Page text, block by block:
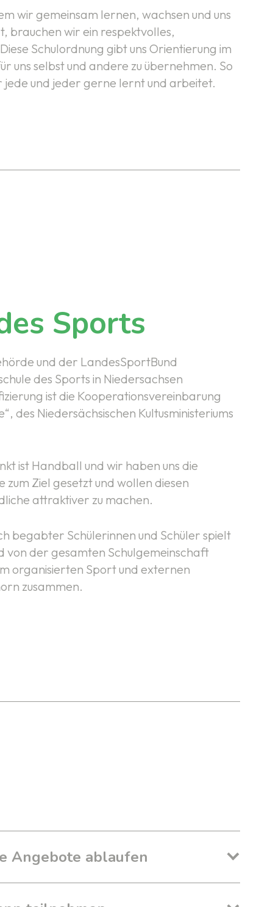
wir gemeinsam lernen, wachsen und uns
brauchen wir ein respektvolles,
Schulordnung gibt uns Orientierung im
uns selbst und andere zu übernehmen. So
und jeder gerne lernt und arbeitet.
Sports
und der LandesSportBund
des Sports in Niedersachsen
ist die Kooperationsvereinbarung
des Niedersächsischen Kultusministeriums
ist Handball und wir haben uns die
Ziel gesetzt und wollen diesen
attraktiver zu machen.
begabter Schülerinnen und Schüler spielt
von der gesamten Schulgemeinschaft
organisierten Sport und externen
zusammen.
Angebote ablaufen